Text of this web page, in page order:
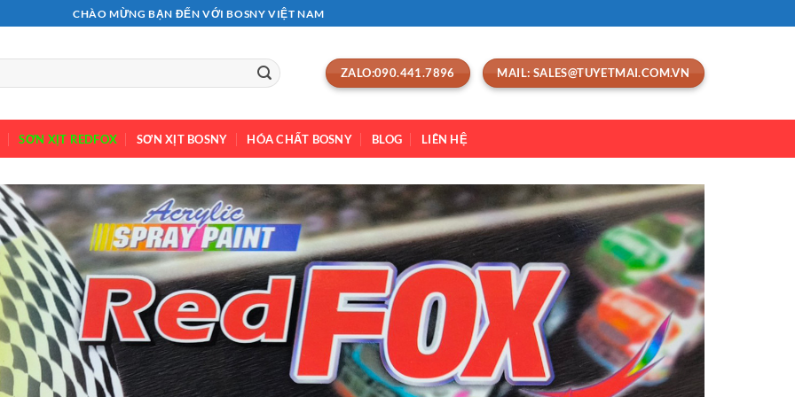
CHÀO MỪNG BẠN ĐẾN VỚI BOSNY VIỆT NAM
ZALO:090.441.7896 MAIL: SALES@TUYETMAI.COM.VN
SƠN XỊT REDFOX SƠN XỊT BOSNY HÓA CHẤT BOSNY BLOG LIÊN HỆ